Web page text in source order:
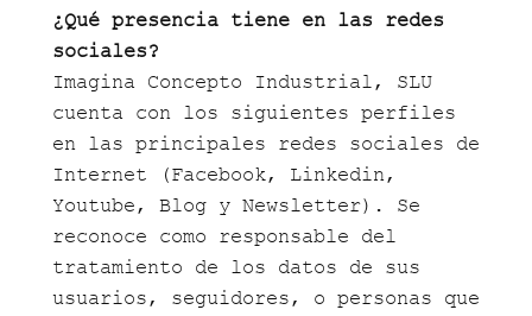
¿Qué presencia tiene en las redes
sociales?
Imagina Concepto Industrial, SLU
cuenta con los siguientes perfiles
en las principales redes sociales de
Internet (Facebook, Linkedin,
Youtube, Blog y Newsletter). Se
reconoce como responsable del
tratamiento de los datos de sus
usuarios, seguidores, o personas que